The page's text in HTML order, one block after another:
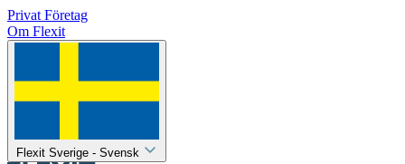
Privat Företag
Om Flexit
Flexit Sverige - Svensk